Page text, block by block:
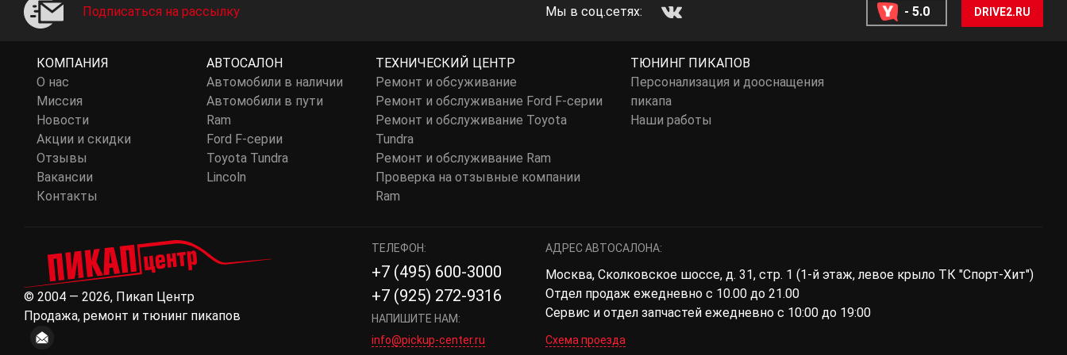
Подписаться на рассылку Мы в соц.сетях: - 5.0 DRIVE2.RU
КОМПАНИЯ
О нас
Миссия
Новости
Акции и скидки
Отзывы
Вакансии
Контакты
АВТОСАЛОН
Автомобили в наличии
Автомобили в пути
Ram
Ford F-серии
Toyota Tundra
Lincoln
ТЕХНИЧЕСКИЙ ЦЕНТР
Ремонт и обсуживание
Ремонт и обслуживание Ford F-серии
Ремонт и обслуживание Toyota
Tundra
Ремонт и обслуживание Ram
Проверка на отзывные компании
Ram
ТЮНИНГ ПИКАПОВ
Персонализация и дооснащения
пикапа
Наши работы
© 2004 — 2026, Пикап Центр
Продажа, ремонт и тюнинг пикапов
ТЕЛЕФОН:
+7 (495) 600-3000
+7 (925) 272-9316
НАПИШИТЕ НАМ:
info@pickup-center.ru
АДРЕС АВТОСАЛОНА:
Москва, Сколковское шоссе, д. 31, стр. 1 (1-й этаж, левое крыло ТК "Спорт-Хит")
Отдел продаж ежедневно с 10.00 до 21.00
Сервис и отдел запчастей ежедневно с 10:00 до 19:00
Схема проезда